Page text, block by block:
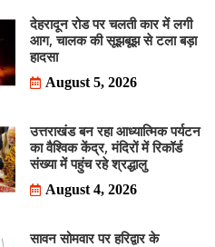
देहरादून रोड पर चलती कार में लगी
आग, चालक की सूझबूझ से टला बड़ा
हादसा
August 5, 2026
उत्तराखंड बन रहा आध्यात्मिक पर्यटन
का वैश्विक केंद्र, मंदिरों में रिकॉर्ड
संख्या में पहुंच रहे श्रद्धालु
August 4, 2026
सावन सोमवार पर हरिद्वार के